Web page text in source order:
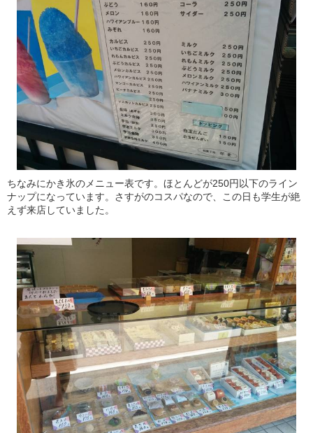
ちなみにかき氷のメニュー表です。ほとんどが250円以下のライン
ナップになっています。さすがのコスパなので、この日も学生が絶
えず来店していました。